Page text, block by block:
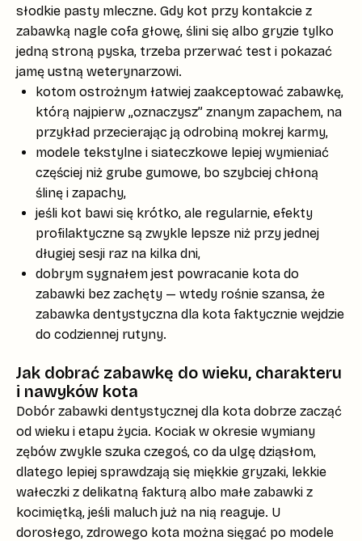
słodkie pasty mleczne. Gdy kot przy kontakcie z
zabawką nagle cofa głowę, ślini się albo gryzie tylko
jedną stroną pyska, trzeba przerwać test i pokazać
jamę ustną weterynarzowi.
kotom ostrożnym łatwiej zaakceptować zabawkę,
którą najpierw „oznaczysz” znanym zapachem, na
przykład przecierając ją odrobiną mokrej karmy,
modele tekstylne i siateczkowe lepiej wymieniać
częściej niż grube gumowe, bo szybciej chłoną
ślinę i zapachy,
jeśli kot bawi się krótko, ale regularnie, efekty
profilaktyczne są zwykle lepsze niż przy jednej
długiej sesji raz na kilka dni,
dobrym sygnałem jest powracanie kota do
zabawki bez zachęty — wtedy rośnie szansa, że
zabawka dentystyczna dla kota faktycznie wejdzie
do codziennej rutyny.
Jak dobrać zabawkę do wieku, charakteru
i nawyków kota
Dobór zabawki dentystycznej dla kota dobrze zacząć
od wieku i etapu życia. Kociak w okresie wymiany
zębów zwykle szuka czegoś, co da ulgę dziąsłom,
dlatego lepiej sprawdzają się miękkie gryzaki, lekkie
wałeczki z delikatną fakturą albo małe zabawki z
kocimiętką, jeśli maluch już na nią reaguje. U
dorosłego, zdrowego kota można sięgać po modele